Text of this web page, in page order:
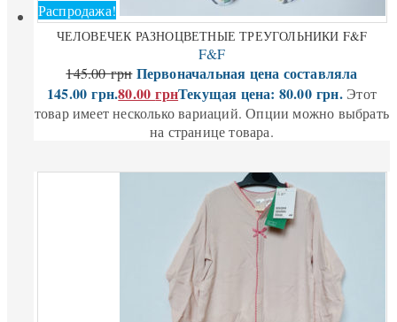
Распродажа!
ЧЕЛОВЕЧЕК РАЗНОЦВЕТНЫЕ ТРЕУГОЛЬНИКИ F&F
F&F
145.00грн Первоначальная цена составляла
145.00 грн.80.00грнТекущая цена: 80.00 грн. Этот
товар имеет несколько вариаций. Опции можно выбрать
на странице товара.